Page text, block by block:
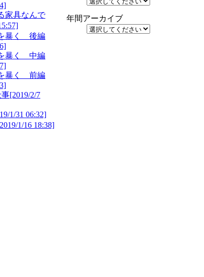
家具なんで
暴く 後編
暴く 中編
暴く 前編
事[2019/2/7
1/31 06:32]
1/16 18:38]
年間アーカイブ